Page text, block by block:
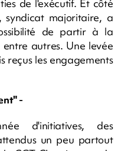
de l'exécutif. Et côté
syndicat majoritaire, a
de partir à la
autres. Une levée
reçus les engagements
-
d'initiatives, des
un peu partout